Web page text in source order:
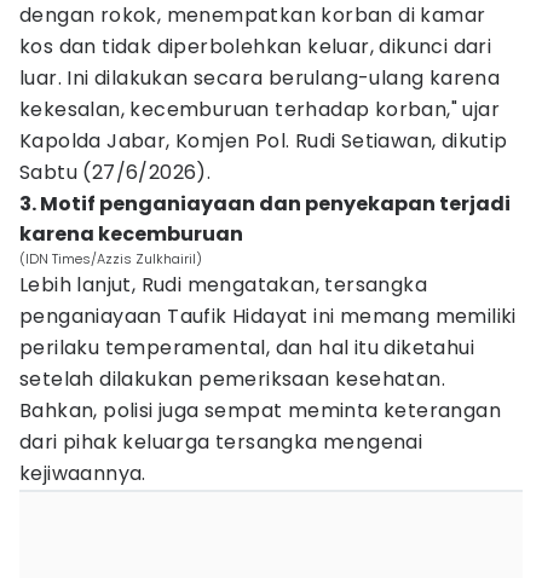
dengan rokok, menempatkan korban di kamar
kos dan tidak diperbolehkan keluar, dikunci dari
luar. Ini dilakukan secara berulang-ulang karena
kekesalan, kecemburuan terhadap korban," ujar
Kapolda Jabar, Komjen Pol. Rudi Setiawan, dikutip
Sabtu (27/6/2026).
3. Motif penganiayaan dan penyekapan terjadi
karena kecemburuan
(IDN Times/Azzis Zulkhairil)
Lebih lanjut, Rudi mengatakan, tersangka
penganiayaan Taufik Hidayat ini memang memiliki
perilaku temperamental, dan hal itu diketahui
setelah dilakukan pemeriksaan kesehatan.
Bahkan, polisi juga sempat meminta keterangan
dari pihak keluarga tersangka mengenai
kejiwaannya.